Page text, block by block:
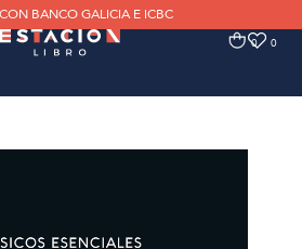
BANCO GALICIA E ICBC
0 0